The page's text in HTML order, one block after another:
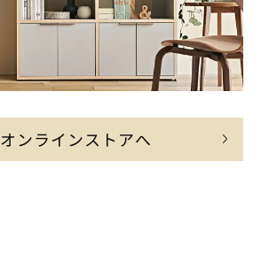
オンラインストアへ